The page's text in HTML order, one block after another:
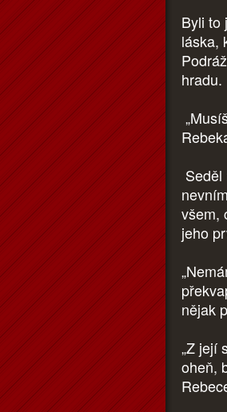
Byli to
láska,
hradu.
všem,
jeho
nějak
„Z její
oheň,